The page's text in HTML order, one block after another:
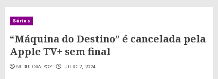
Séries
“Máquina do Destino” é cancelada pela
Apple TV+ sem final
NEBULOSA POP JULHO 2, 2024